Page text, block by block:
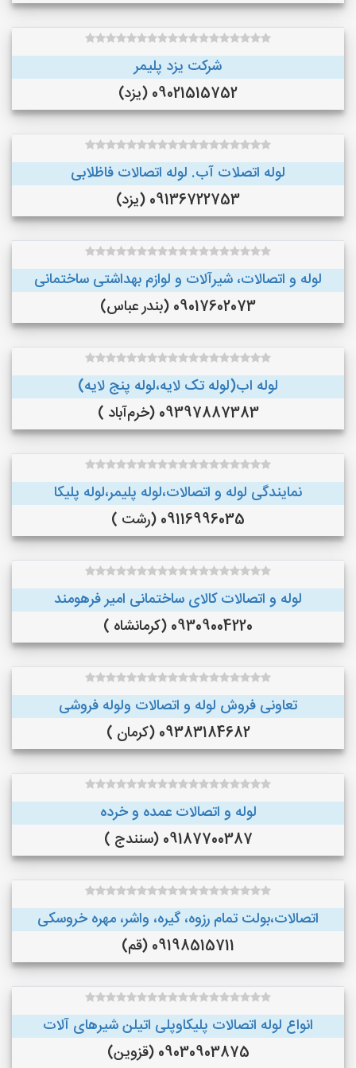
شرکت یزد پلیمر
09021515752 (یزد)
لوله اتصلات آب. لوله اتصالات فاظلابی
09136722753 (یزد)
لوله و اتصالات، شیرآلات و لوازم بهداشتی ساختمانی
09017602073 (بندر عباس)
لوله اب(لوله تک لایه،لوله پنج لایه)
09397887383 (خرم‌آباد )
نمایندگی لوله و اتصالات،لوله پلیمر،لوله پلیکا
09116996035 (رشت )
لوله و اتصالات کالای ساختمانی امیر فرهومند
09309004220 (کرمانشاه )
تعاونی فروش لوله و اتصالات ولوله فروشی
09383184682 (کرمان )
لوله و اتصالات عمده و خرده
09187700387 (سنندج )
اتصالات،بولت تمام رزوه، گیره، واشر، مهره خروسکی
09198515711 (قم)
انواع لوله اتصالات پلیکاوپلی اتیلن ‌شیرهای آلات
09030903875 (قزوین)